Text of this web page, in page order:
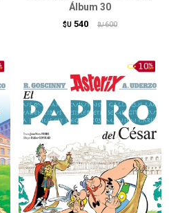
Álbum 30
$U 540 $U 600